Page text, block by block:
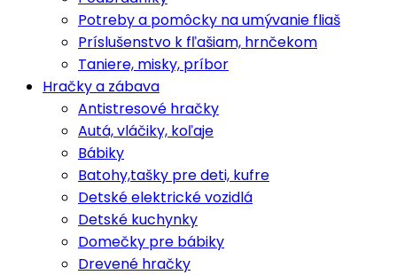
Potreby a pomôcky na umývanie fliaš
Príslušenstvo k fľašiam, hrnčekom
Taniere, misky, príbor
Hračky a zábava
Antistresové hračky
Autá, vláčiky, koľaje
Bábiky
Batohy,tašky pre deti, kufre
Detské elektrické vozidlá
Detské kuchynky
Domečky pre bábiky
Drevené hračky